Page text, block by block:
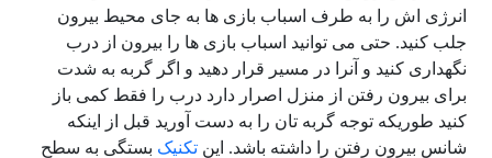
انرژی اش را به طرف اسباب بازی ها به جای محیط بیرون
جلب کنید. حتی می توانید اسباب بازی ها را بیرون از درب
نگهداری کنید و آنرا در مسیر قرار دهید و اگر گربه به شدت
برای بیرون رفتن از منزل اصرار دارد درب را فقط کمی باز
کنید طوریکه توجه گربه تان را به دست آورید قبل از اینکه
شانس بیرون رفتن را داشته باشد. این تکنیک بستگی به سطح